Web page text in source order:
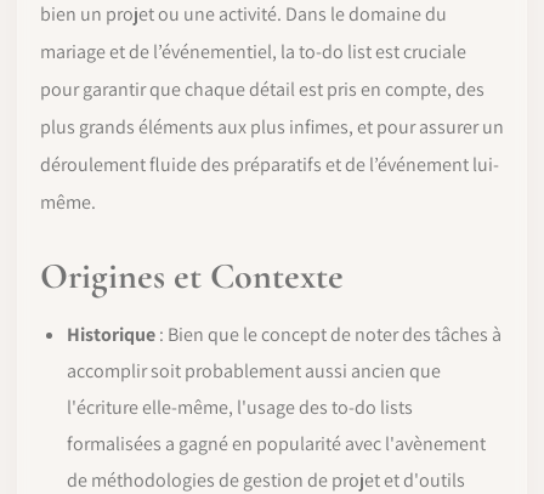
bien un projet ou une activité. Dans le domaine du
mariage et de l’événementiel, la to-do list est cruciale
pour garantir que chaque détail est pris en compte, des
plus grands éléments aux plus infimes, et pour assurer un
déroulement fluide des préparatifs et de l’événement lui-
même.
Origines et Contexte
Historique: Bien que le concept de noter des tâches à
accomplir soit probablement aussi ancien que
l'écriture elle-même, l'usage des to-do lists
formalisées a gagné en popularité avec l'avènement
de méthodologies de gestion de projet et d'outils